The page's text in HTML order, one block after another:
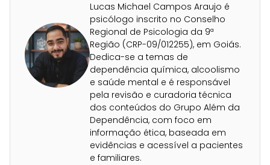
Lucas Michael Campos Araujo é
psicólogo inscrito no Conselho
Regional de Psicologia da 9ª
Região (CRP-09/012255), em Goiás.
Dedica-se a temas de
dependência química, alcoolismo
e saúde mental e é responsável
pela revisão e curadoria técnica
dos conteúdos do Grupo Além da
Dependência, com foco em
informação ética, baseada em
evidências e acessível a pacientes
e familiares.